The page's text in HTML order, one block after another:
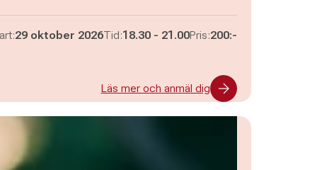
29 oktober 2026Tid:Pågår mellan
18.30 - och
21.00Pris:200:-
Läs mer och anmäl dig